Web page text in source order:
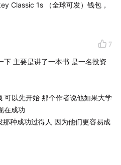
器人时代，未来的工作可能只
接。而且投资作为重要的资产
，你的机会也就越多；
项目，无论你是作为早期用
挖矿，还是参与IDO社区轮
早期项目，或是直接购买早
上市值一百万到五百万的项
资，我们经常在群聊的时候
的天使投资人和纳斯达克交
」的主题，否则后面就要跟
Classic 1s （全球可发）钱包，
7
下 主要是讲了一本书 是一名投资
可以先开始 那个作者说他如果大学
在成功
那种成功过得人 因为他们更容易成